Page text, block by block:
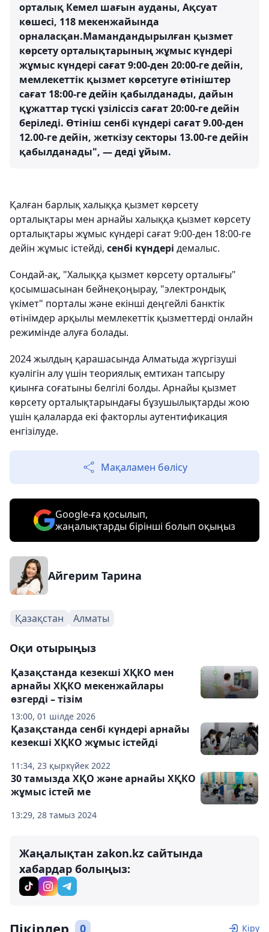
орталық Кемел шағын ауданы, Ақсуат
көшесі, 118 мекенжайында
орналасқан.Мамандандырылған қызмет
көрсету орталықтарының жұмыс күндері
жұмыс күндері сағат 9:00-ден 20:00-ге дейін,
мемлекеттік қызмет көрсетуге өтініштер
сағат 18:00-ге дейін қабылданады, дайын
құжаттар түскі үзіліссіз сағат 20:00-ге дейін
беріледі. Өтініш сенбі күндері сағат 9.00-ден
12.00-ге дейін, жеткізу секторы 13.00-ге дейін
қабылданады", — деді ұйым.
Қалған барлық халыққа қызмет көрсету
орталықтары мен арнайы халыққа қызмет көрсету
орталықтары жұмыс күндері сағат 9:00-ден 18:00-ге
дейін жұмыс істейді, сенбі күндері демалыс.
Сондай-ақ, "Халыққа қызмет көрсету орталығы"
қосымшасынан бейнеқоңырау, "электрондық
үкімет" порталы және екінші деңгейлі банктік
өтінімдер арқылы мемлекеттік қызметтерді онлайн
режимінде алуға болады.
2024 жылдың қарашасында Алматыда жүргізуші
куәлігін алу үшін теориялық емтихан тапсыру
қиынға соғатыны белгілі болды. Арнайы қызмет
көрсету орталықтарындағы бұзушылықтарды жою
үшін қалаларда екі факторлы аутентификация
енгізілуде.
Мақаламен бөлісу
Google-ға қосылып,
жаңалықтарды бірінші болып оқыңыз
Айгерим Тарина
Қазақстан Алматы
Оқи отырыңыз
13:00, 01 шілде 2026
Қазақстанда кезекші ХҚКО мен
арнайы ХҚКО мекенжайлары
өзгерді – тізім
11:34, 23 қыркүйек 2022
Қазақстанда сенбі күндері арнайы
кезекші ХҚКО жұмыс істейді
13:29, 28 тамыз 2024
30 тамызда ХҚО және арнайы ХҚКО
жұмыс істей ме
Жаңалықтан zakon.kz сайтында
хабардар болыңыз:
Пікірлер 0 Кіру